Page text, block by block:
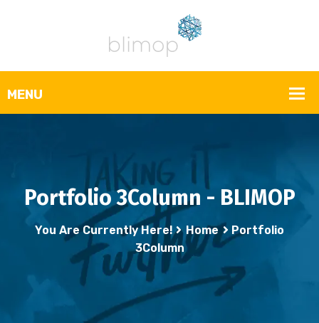
Portfolio 3Column - BLIMOP
You Are Currently Here! Home
Portfolio
3Column